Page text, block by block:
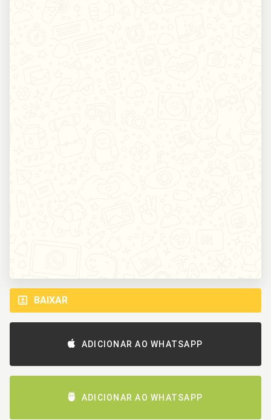
BAIXAR
ADICIONAR AO WHATSAPP
ADICIONAR AO WHATSAPP